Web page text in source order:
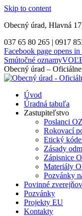
Skip to content
Obecný úrad, Hlavná
037 65 80 265 | 0917
Facebook page opens
Smútočné oznamy
Obecný úrad –
Úvod
Úradná tabuľa
Zastupiteľstvo
Poslanci OZ
Rokovací
Etický
Zásady
Zápisnice
Materiály
Pozvánky
Povinné
Pozvánky
Projekty EU
Kontakty